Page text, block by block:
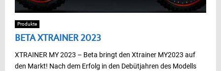
Produkte
BETA XTRAINER 2023
XTRAINER MY 2023 – Beta bringt den Xtrainer MY2023 auf
den Markt! Nach dem Erfolg in den Debütjahren des Modells